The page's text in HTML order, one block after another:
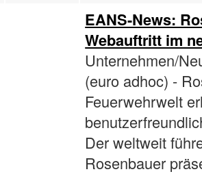
EANS-News:
Webauftritt im
Unternehmen/
(euro adhoc) -
Feuerwehrwelt
Der weltweit
Rosenbauer